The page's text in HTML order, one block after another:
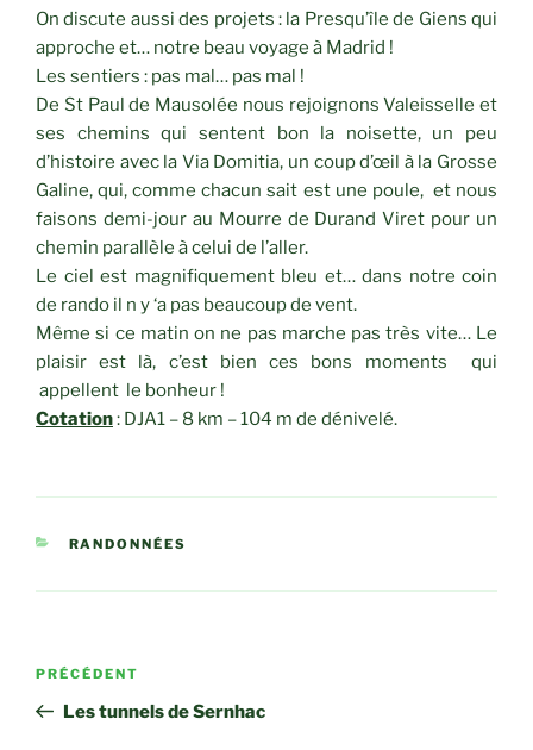
On discute aussi des projets : la Presqu’île de Giens qui
approche et… notre beau voyage à Madrid !
Les sentiers : pas mal… pas mal !
De St Paul de Mausolée nous rejoignons Valeisselle et
ses chemins qui sentent bon la noisette, un peu
d’histoire avec la Via Domitia, un coup d’œil à la Grosse
Galine, qui, comme chacun sait est une poule, et nous
faisons demi-jour au Mourre de Durand Viret pour un
chemin parallèle à celui de l’aller.
Le ciel est magnifiquement bleu et… dans notre coin
de rando il n y ‘a pas beaucoup de vent.
Même si ce matin on ne pas marche pas très vite… Le
plaisir est là, c’est bien ces bons moments qui
appellent le bonheur !
Cotation: DJA1 – 8 km – 104 m de dénivelé.
CATÉGORIES
RANDONNÉES
Navigation
l’article
Article
précédent
PRÉCÉDENT
Les tunnels de Sernhac